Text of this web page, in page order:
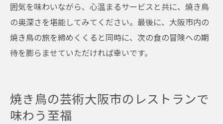
囲気を味わいながら、心温まるサービスと共に、焼き鳥
の奥深さを堪能してみてください。最後に、大阪市内の
焼き鳥の旅を締めくくると同時に、次の食の冒険への期
待を膨らませていただければ幸いです。
焼き鳥の芸術大阪市のレストランで
味わう至福